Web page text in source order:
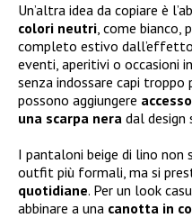
Un’altra idea da copiare è
colori neutri, come bianco,
completo estivo
eventi, aperitivi o occasioni
senza indossare capi troppo
possono aggiungere
una scarpa nera dal design
I pantaloni beige di lino
outfit più formali, ma si
quotidiane. Per un look
abbinare a una canotta in